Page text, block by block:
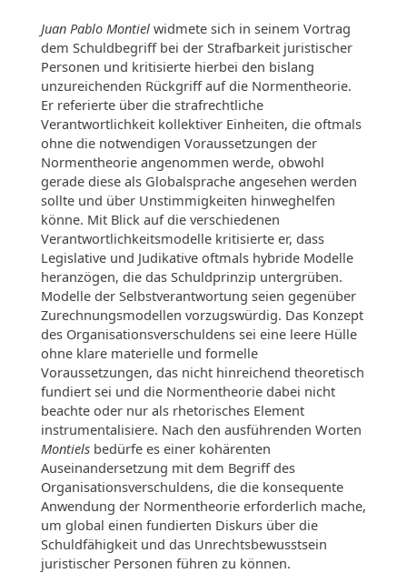
Juan Pablo Montielwidmete sich in seinem Vortrag
dem Schuldbegriff bei der Strafbarkeit juristischer
Personen und kritisierte hierbei den bislang
unzureichenden Rückgriff auf die Normentheorie.
Er referierte über die strafrechtliche
Verantwortlichkeit kollektiver Einheiten, die oftmals
ohne die notwendigen Voraussetzungen der
Normentheorie angenommen werde, obwohl
gerade diese als Globalsprache angesehen werden
sollte und über Unstimmigkeiten hinweghelfen
könne. Mit Blick auf die verschiedenen
Verantwortlichkeitsmodelle kritisierte er, dass
Legislative und Judikative oftmals hybride Modelle
heranzögen, die das Schuldprinzip untergrüben.
Modelle der Selbstverantwortung seien gegenüber
Zurechnungsmodellen vorzugswürdig. Das Konzept
des Organisationsverschuldens sei eine leere Hülle
ohne klare materielle und formelle
Voraussetzungen, das nicht hinreichend theoretisch
fundiert sei und die Normentheorie dabei nicht
beachte oder nur als rhetorisches Element
instrumentalisiere. Nach den ausführenden Worten
Montielsbedürfe es einer kohärenten
Auseinandersetzung mit dem Begriff des
Organisationsverschuldens, die die konsequente
Anwendung der Normentheorie erforderlich mache,
um global einen fundierten Diskurs über die
Schuldfähigkeit und das Unrechtsbewusstsein
juristischer Personen führen zu können.